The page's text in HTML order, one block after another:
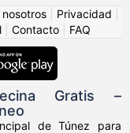
Privacidad
Contacto FAQ
Gratis –
de Túnez para